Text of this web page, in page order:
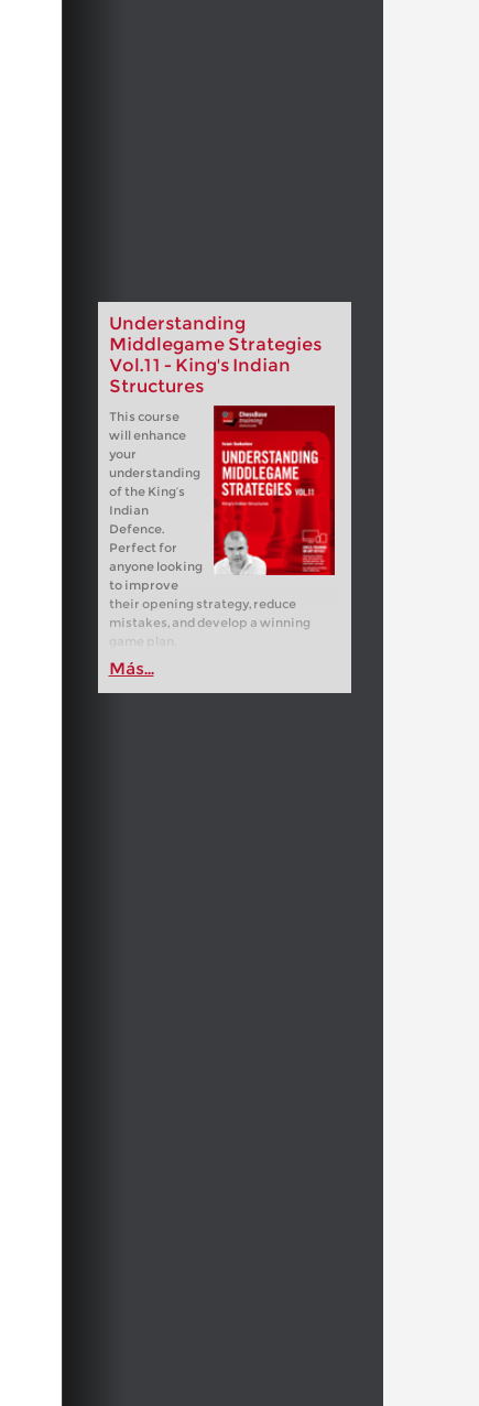
Understanding
Middlegame Strategies
Vol.11 - King's Indian
Structures
This course
will enhance
your
understanding
of the King’s
Indian
Defence.
Perfect for
anyone looking
to improve
their opening strategy, reduce
mistakes, and develop a winning
game plan.
Más...